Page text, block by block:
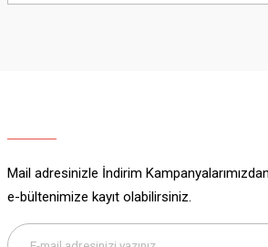
Bu ürüne benzer farklı alternatifler olmalı.
Mail adresinizle İndirim
e-bültenimize kayıt olabilirsiniz.